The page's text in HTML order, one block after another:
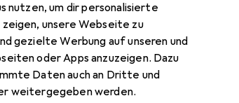
nutzen, um dir personalisierte
unsere Webseite zu
gezielte Werbung auf unseren und
oder Apps anzuzeigen. Dazu
Daten auch an Dritte und
weitergegeben werden.
für Makita DJV
du passendes Zubehör zum Produkt